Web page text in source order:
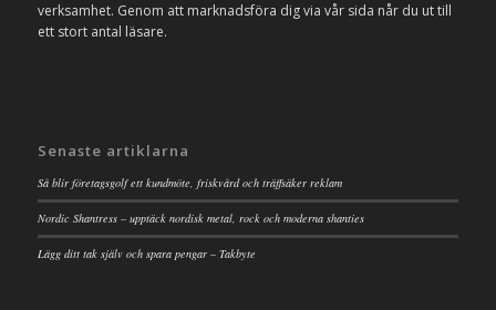
verksamhet. Genom att marknadsföra dig via vår sida når du ut till
ett stort antal läsare.
Senaste artiklarna
Så blir företagsgolf ett kundmöte, friskvård och träffsäker reklam
Nordic Shantress – upptäck nordisk metal, rock och moderna shanties
Lägg ditt tak själv och spara pengar – Takbyte